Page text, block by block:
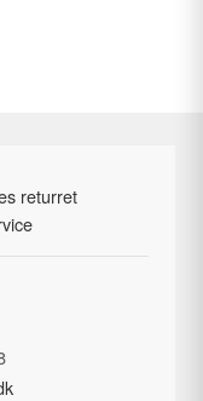
returret